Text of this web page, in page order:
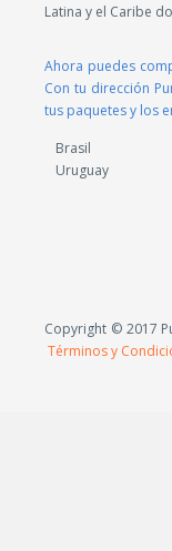
Latina y el Caribe
Ahora puedes
Con tu dirección
tus paquetes y los
Brasil
Uruguay
Copyright ©
Términos y